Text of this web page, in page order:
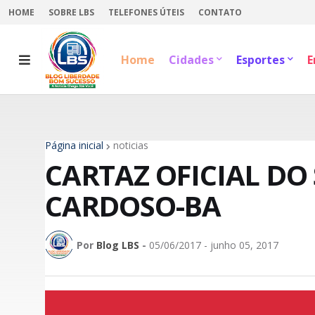
HOME SOBRE LBS TELEFONES ÚTEIS CONTATO
Home Cidades Esportes
Página inicial noticias
CARTAZ OFICIAL
CARDOSO-BA
Por Blog LBS - 05/06/2017 - junho 05, 2017